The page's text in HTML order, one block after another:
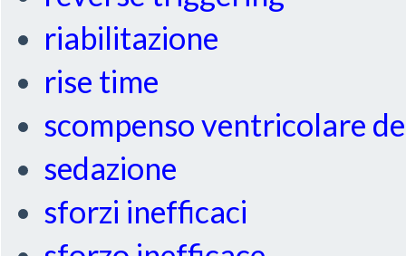
riabilitazione
rise time
scompenso ventricolare
sedazione
sforzi inefficaci